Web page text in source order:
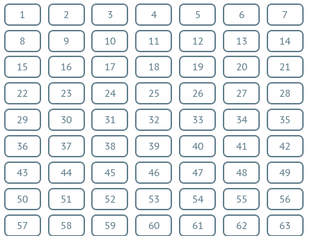
Английский
язык
Русский
язык
Немецкий
язык
Белорусский
язык
Французский
язык
Информатика
Музыка
1 2 3 4 5 6 7
8 9 10 11 12 13 14
15 16 17 18 19 20 21
22 23 24 25 26 27 28
29 30 31 32 33 34 35
36 37 38 39 40 41 42
43 44 45 46 47 48 49
50 51 52 53 54 55 56
57 58 59 60 61 62 63